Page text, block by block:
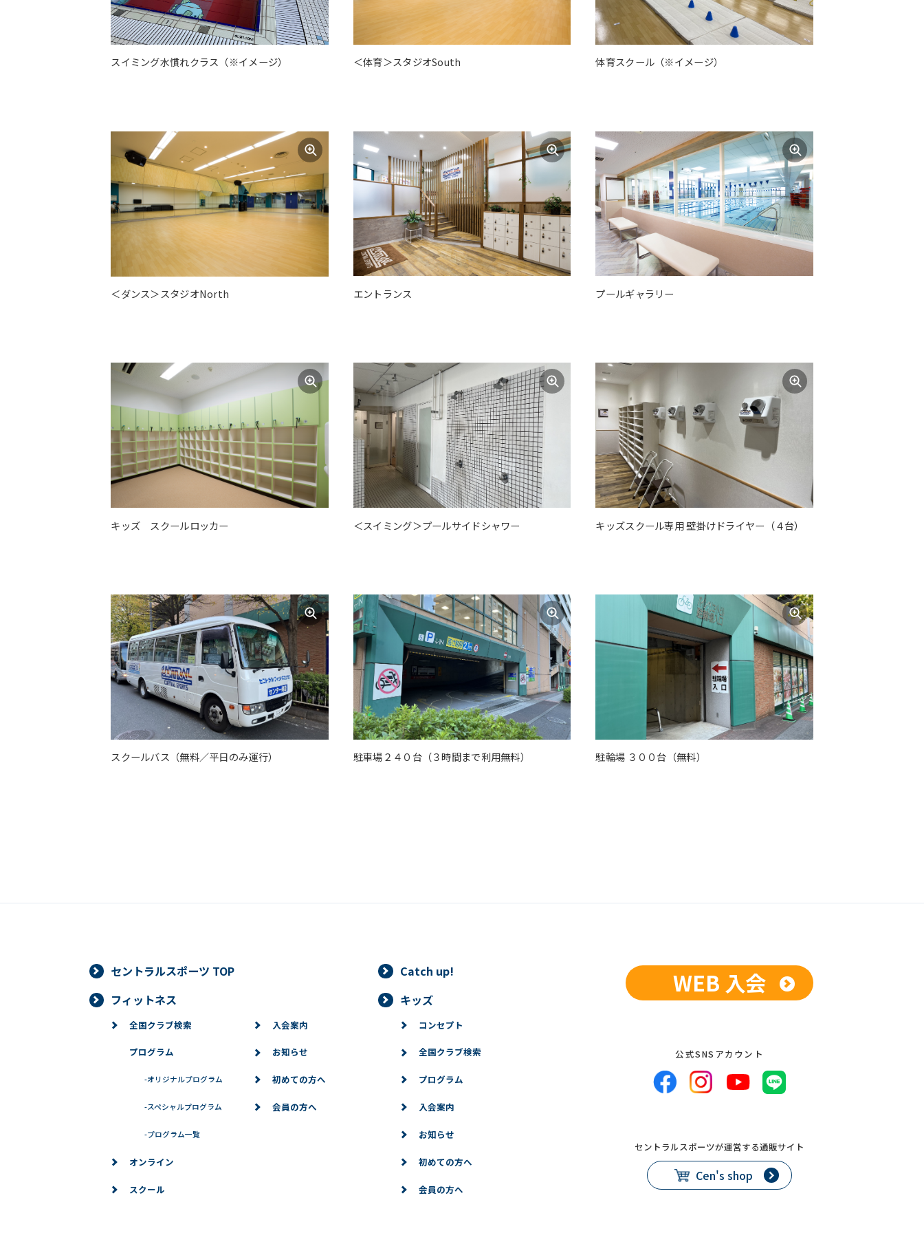
スイミング水慣れクラス（※イメージ） ＜体育＞スタジオSouth 体育スクール（※イメージ）
＜ダンス＞スタジオNorth エントランス プールギャラリー
キッズ スクールロッカー ＜スイミング＞プールサイドシャワー キッズスクール専用 壁掛けドライヤー（４台）
スクールバス（無料／平日のみ運行） 駐車場２４０台（３時間まで利用無料） 駐輪場 ３００台（無料）
For foreigners
automatic translation) to return to
the top page.
However, if you use an automatic
translation service, the Japanese
version of this website will be
translated mechanically, so it may
not be an accurate translation.
The translation may differ from the
original content. We ask that you
fully understand this before using
the service.
セントラルスポーツ TOP
Catch up!
フィットネス
全国クラブ検索
プログラム
-オリジナルプログラム
-スペシャルプログラム
-プログラム一覧
オンライン
スクール
入会案内
お知らせ
初めての方へ
会員の方へ
キッズ
コンセプト
全国クラブ検索
プログラム
入会案内
お知らせ
初めての方へ
会員の方へ
WEB 入会
公式SNSアカウント
セントラルスポーツが運営する通販サイト
Cen's shop